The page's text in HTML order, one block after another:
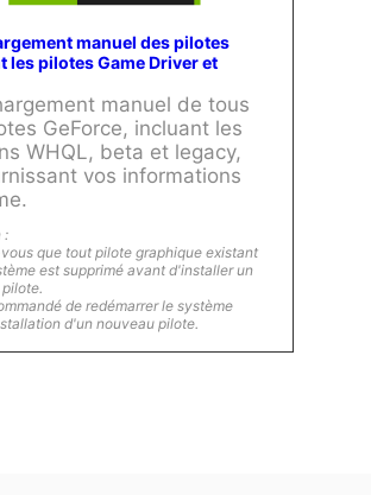
manuel des pilotes
les pilotes Game Driver et
manuel de tous
GeForce, incluant les
WHQL, beta et legacy,
vos informations
:
que tout pilote graphique existant
est supprimé avant d'installer un
de redémarrer le système
d'un nouveau pilote.